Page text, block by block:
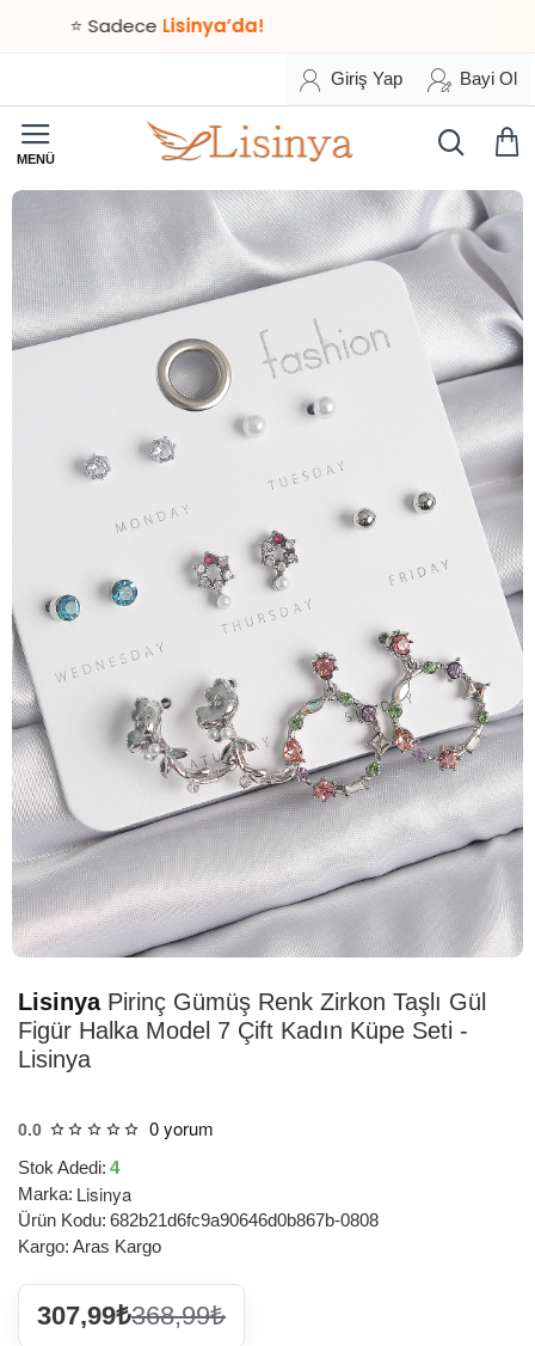
⭐ SadeceLisinya’da!
Giriş Yap Bayi Ol
LisinyaPirinç Gümüş Renk Zirkon Taşlı Gül
Figür Halka Model 7 Çift Kadın Küpe Seti -
Lisinya
0.0 0 yorum
Stok Adedi: 4
Marka: Lisinya
Ürün Kodu: 682b21d6fc9a90646d0b867b-0808
Kargo: Aras Kargo
307,99₺368,99₺